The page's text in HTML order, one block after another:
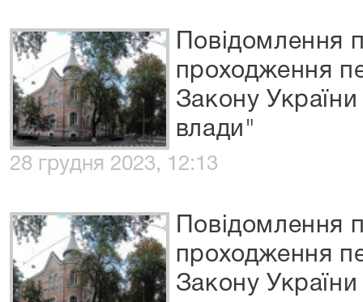
Повідомлення
проходження
Закону
влади"
28 грудня 2023, 12:13
Повідомлення
проходження
Закону